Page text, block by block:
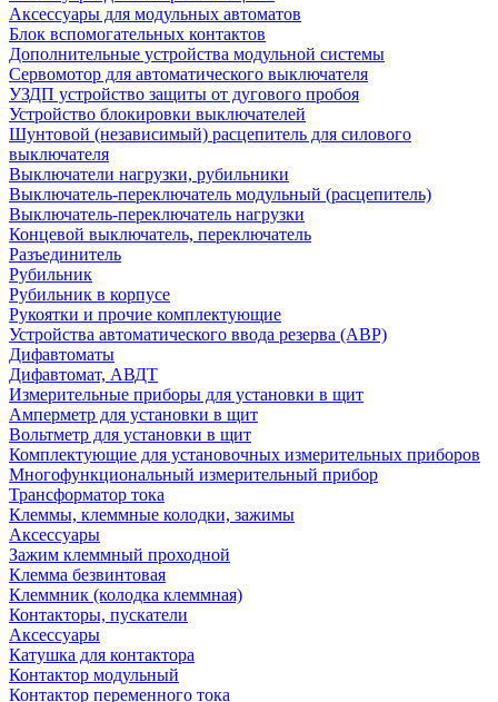
Аксессуары для модульных автоматов
Блок вспомогательных контактов
Дополнительные устройства модульной системы
Сервомотор для автоматического выключателя
УЗДП устройство защиты от дугового пробоя
Устройство блокировки выключателей
Шунтовой (независимый) расцепитель для силового
выключателя
Выключатели нагрузки, рубильники
Выключатель-переключатель модульный (расцепитель)
Выключатель-переключатель нагрузки
Концевой выключатель, переключатель
Разъединитель
Рубильник
Рубильник в корпусе
Рукоятки и прочие комплектующие
Устройства автоматического ввода резерва (АВР)
Дифавтоматы
Дифавтомат, АВДТ
Измерительные приборы для установки в щит
Амперметр для установки в щит
Вольтметр для установки в щит
Комплектующие для установочных измерительных приборов
Многофункциональный измерительный прибор
Трансформатор тока
Клеммы, клеммные колодки, зажимы
Аксессуары
Зажим клеммный проходной
Клемма безвинтовая
Клеммник (колодка клеммная)
Контакторы, пускатели
Аксессуары
Катушка для контактора
Контактор модульный
Контактор переменного тока